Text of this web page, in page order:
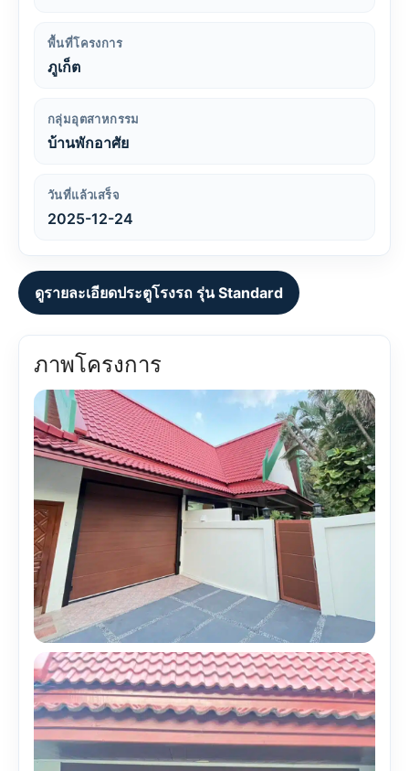
พื้นที่โครงการ
ภูเก็ต
กลุ่มอุตสาหกรรม
บ้านพักอาศัย
วันที่แล้วเสร็จ
2025-12-24
ดูรายละเอียดประตูโรงรถ รุ่น Standard
ภาพโครงการ